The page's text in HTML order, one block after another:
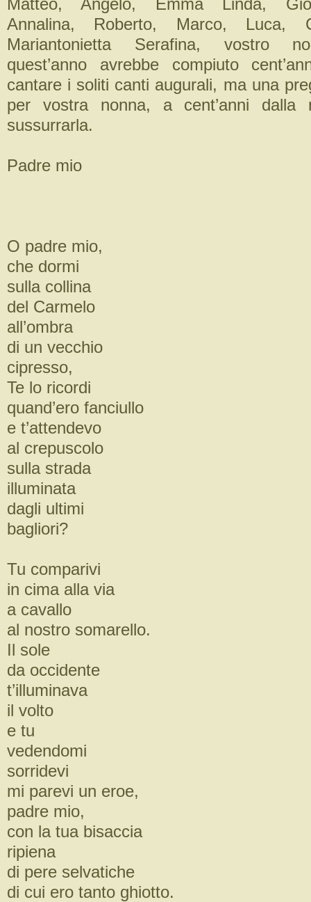
Matteo, Angelo, Emma Linda,
Annalina, Roberto, Marco, Luca,
Mariantonietta Serafina, vostro
quest’anno avrebbe compiuto
cantare i soliti canti augurali, ma una
per vostra nonna, a cent’anni dalla
sussurrarla.
Padre mio
O padre mio,
che dormi
sulla collina
del Carmelo
all’ombra
di un vecchio
cipresso,
Te lo ricordi
quand’ero fanciullo
e t’attendevo
al crepuscolo
sulla strada
illuminata
dagli ultimi
bagliori?
Tu comparivi
in cima alla via
a cavallo
al nostro somarello.
Il sole
da occidente
t’illuminava
il volto
e tu
vedendomi
sorridevi
mi parevi un eroe,
padre mio,
con la tua bisaccia
ripiena
di pere selvatiche
di cui ero tanto ghiotto.